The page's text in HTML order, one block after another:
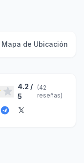
Mapa de Ubicación
4.2 /
5
(42
reseñas)